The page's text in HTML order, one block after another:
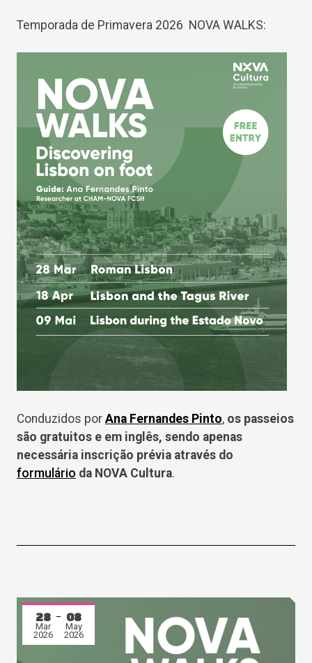
Temporada de Primavera 2026 NOVA WALKS:
Conduzidos por Ana Fernandes Pinto, os passeios
são gratuitos e em inglês, sendo apenas
necessária inscrição prévia através do
formulário da NOVA Cultura.
28
Mar
2026
08
May
2026